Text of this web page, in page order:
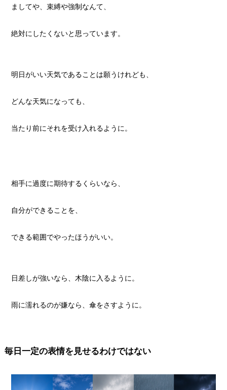
ましてや、束縛や強制なんて、
絶対にしたくないと思っています。
明日がいい天気であることは願うけれども、
どんな天気になっても、
当たり前にそれを受け入れるように。
相手に過度に期待するくらいなら、
自分ができることを、
できる範囲でやったほうがいい。
日差しが強いなら、木陰に入るように。
雨に濡れるのが嫌なら、傘をさすように。
毎日一定の表情を見せるわけではない